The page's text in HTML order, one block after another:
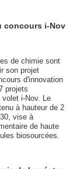
concours i-Nov
de chimie sont
son projet
d'innovation
projets
i-Nov. Le
à hauteur de 2
vise à
de haute
biosourcées.